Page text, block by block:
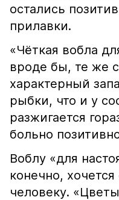
остались
прилавки.
«Чёткая вобла
вроде бы, те же
характерный
рыбки, что и у
разжигается
больно
Воблу «для
конечно,
человеку.